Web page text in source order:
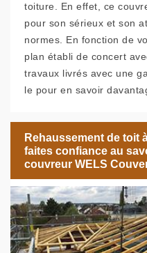
toiture. En effet, ce
pour son sérieux et son
normes. En fonction de
plan établi de concert
travaux livrés avec une
le pour en savoir
Rehaussement de toit
faites confiance au
couvreur WELS